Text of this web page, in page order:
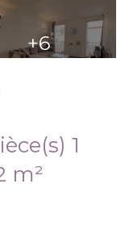
+6
chambre(s) 42 m²